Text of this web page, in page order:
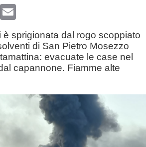
Email
è sprigionata dal rogo scoppiato
di San Pietro Mosezzo
evacuate le case nel
capannone. Fiamme alte